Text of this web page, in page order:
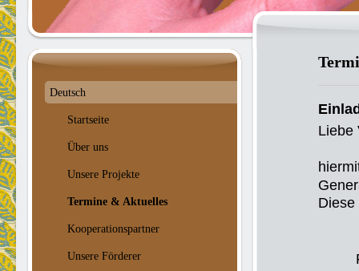
Liebe
Diese
Deutsch
Startseite
Über uns
Unsere Projekte
Termine & Aktuelles
Kooperationspartner
Unsere Förderer